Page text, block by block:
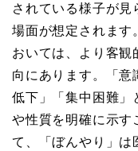
されている様子が見
場面が想定されます
おいては、より客観
向にあります。「意
低下」「集中困難」
や性質を明確に示す
て、「ぼんやり」は